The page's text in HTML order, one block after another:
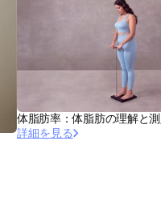
体脂肪率：体脂肪の理解と
詳細を見る